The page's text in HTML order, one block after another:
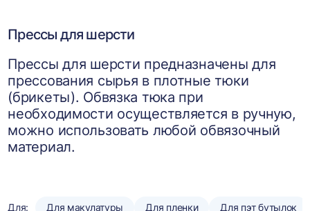
Прессы для шерсти
Прессы для шерсти предназначены для
прессования сырья в плотные тюки
(брикеты). Обвязка тюка при
необходимости осуществляется в ручную,
можно использовать любой обвязочный
материал.
Для: Для макулатуры Для пленки Для пэт бутылок